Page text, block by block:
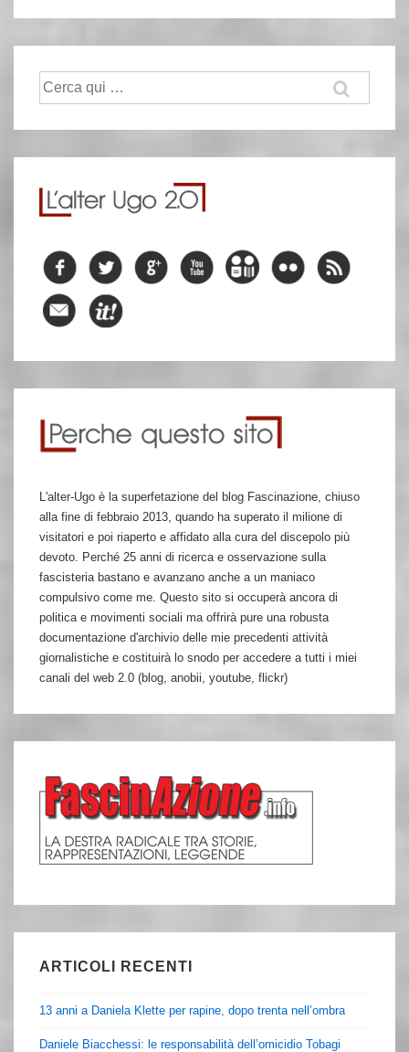
Cerca:
L'alter-Ugo è la superfetazione del blog Fascinazione, chiuso
alla fine di febbraio 2013, quando ha superato il milione di
visitatori e poi riaperto e affidato alla cura del discepolo più
devoto. Perché 25 anni di ricerca e osservazione sulla
fascisteria bastano e avanzano anche a un maniaco
compulsivo come me. Questo sito si occuperà ancora di
politica e movimenti sociali ma offrirà pure una robusta
documentazione d'archivio delle mie precedenti attività
giornalistiche e costituirà lo snodo per accedere a tutti i miei
canali del web 2.0 (blog, anobii, youtube, flickr)
ARTICOLI RECENTI
13 anni a Daniela Klette per rapine, dopo trenta nell’ombra
Daniele Biacchessi: le responsabilità dell’omicidio Tobagi